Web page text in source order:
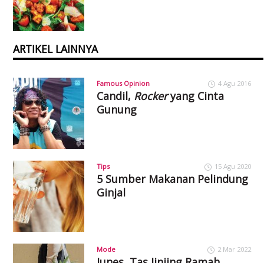
ARTIKEL LAINNYA
Famous Opinion 4 Agu 2016
Candil, Rockeryang Cinta
Gunung
Tips 15 Agu 2020
5 Sumber Makanan Pelindung
Ginjal
Mode 2 Mar 2022